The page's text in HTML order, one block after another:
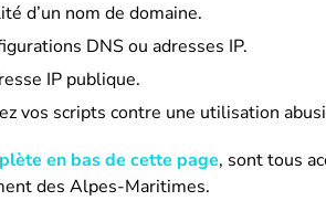
d’un nom de domaine.
DNS ou adresses IP.
IP publique.
vos scripts contre une utilisation
en bas de cette page, sont tous
des Alpes-Maritimes.